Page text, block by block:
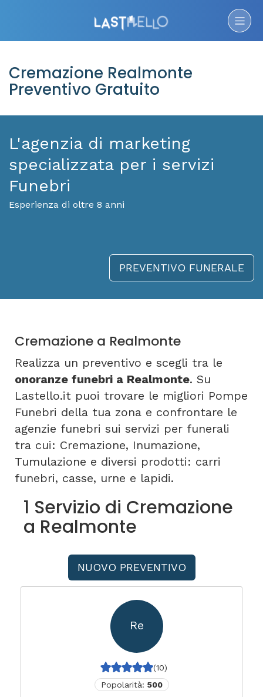
Cremazione Realmonte
Preventivo Gratuito
L'agenzia di marketing
specializzata per i servizi
Funebri
Esperienza di oltre 8 anni
PREVENTIVO FUNERALE
Cremazione a Realmonte
Realizza un preventivo e scegli tra le
onoranze funebri a Realmonte. Su
Lastello.it puoi trovare le migliori Pompe
Funebri della tua zona e confrontare le
agenzie funebri sui servizi per funerali
tra cui: Cremazione, Inumazione,
Tumulazione e diversi prodotti: carri
funebri, casse, urne e lapidi.
1 Servizio di Cremazione
a Realmonte
NUOVO PREVENTIVO
Re
(10)
Popolarità: 500